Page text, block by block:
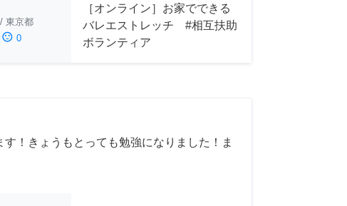
/ 東京都
sentiment_dissatisfied 0
［オンライン］お家でできる
バレエストレッチ #相互扶助
ボランティア
す！きょうもとっても勉強になりました！ま